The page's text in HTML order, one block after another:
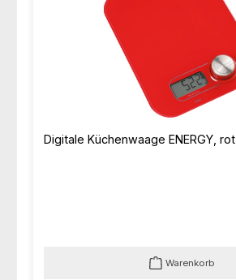
Digitale Küchenwaage ENERGY, rot
Warenkorb